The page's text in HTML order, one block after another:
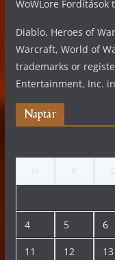
WoWLore Fordítások
Diablo, Heroes of
Warcraft, World of
trademarks or
Entertainment, Inc.
Naptár
4 5 6
11 12 13